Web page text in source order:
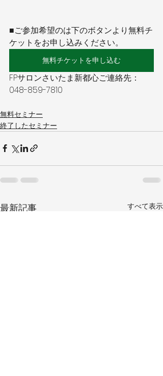
■ご参加希望のは下のボタンより無料チ
ケットをお申し込みください。
無料チケットを申し込む
FPサロンさいたま新都心ご連絡先：
048-859-7810
無料セミナー
終了したセミナー
最新記事 すべて表示